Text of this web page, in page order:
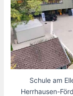
Schule am
Herrhausen-